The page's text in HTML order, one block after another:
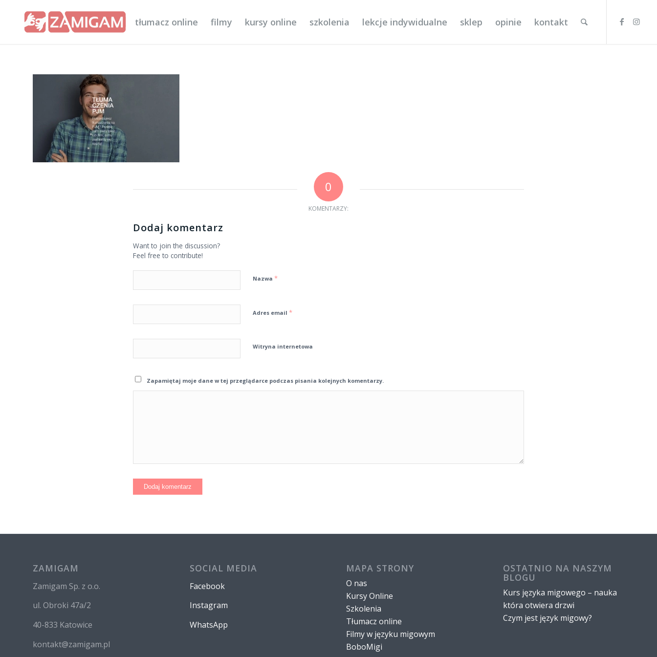
tłumacz online filmy kursy online szkolenia lekcje indywidualne sklep opinie kontakt
0
KOMENTARZY:
Dodaj komentarz
Want to join the discussion?
Feel free to contribute!
Nazwa *
Adres email *
Witryna internetowa
Zapamiętaj moje dane w tej przeglądarce podczas pisania kolejnych komentarzy.
ZAMIGAM
Zamigam Sp. z o.o.
ul. Obroki 47a/2
40-833 Katowice
kontakt@zamigam.pl
SOCIAL MEDIA
Facebook
Instagram
WhatsApp
MAPA STRONY
O nas
Kursy Online
Szkolenia
Tłumacz online
Filmy w języku migowym
BoboMigi
OSTATNIO NA NASZYM
BLOGU
Kurs języka migowego – nauka
która otwiera drzwi
Czym jest język migowy?